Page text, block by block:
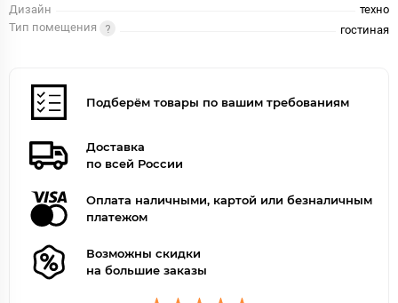
Дизайн
техно
Тип помещения
гостиная
Подберём товары по вашим требованиям
Доставка
по всей России
Оплата наличными, картой или безналичным
платежом
Возможны скидки
на большие заказы